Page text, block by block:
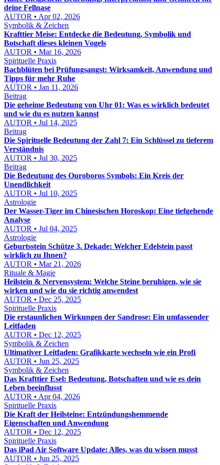
deine Fellnase
AUTOR • Apr 02, 2026
Symbolik & Zeichen
Krafttier Meise: Entdecke die Bedeutung, Symbolik und
Botschaft dieses kleinen Vogels
AUTOR • Mar 16, 2026
Spirituelle Praxis
Bachblüten bei Prüfungsangst: Wirksamkeit, Anwendung und
Tipps für mehr Ruhe
AUTOR • Jan 11, 2026
Beitrag
Die geheime Bedeutung von Uhr 01: Was es wirklich bedeutet
und wie du es nutzen kannst
AUTOR • Jul 14, 2025
Beitrag
Die Spirituelle Bedeutung der Zahl 7: Ein Schlüssel zu tieferem
Verständnis
AUTOR • Jul 30, 2025
Beitrag
Die Bedeutung des Ouroboros Symbols: Ein Kreis der
Unendlichkeit
AUTOR • Jul 10, 2025
Astrologie
Der Wasser-Tiger im Chinesischen Horoskop: Eine tiefgehende
Analyse
AUTOR • Jul 04, 2025
Astrologie
Geburtsstein Schütze 3. Dekade: Welcher Edelstein passt
wirklich zu Ihnen?
AUTOR • Mar 21, 2026
Rituale & Magie
Heilstein & Nervensystem: Welche Steine beruhigen, wie sie
wirken und wie du sie richtig anwendest
AUTOR • Dec 25, 2025
Spirituelle Praxis
Die erstaunlichen Wirkungen der Sandrose: Ein umfassender
Leitfaden
AUTOR • Dec 12, 2025
Symbolik & Zeichen
Ultimativer Leitfaden: Grafikkarte wechseln wie ein Profi
AUTOR • Jun 25, 2025
Symbolik & Zeichen
Das Krafttier Esel: Bedeutung, Botschaften und wie es dein
Leben beeinflusst
AUTOR • Apr 04, 2026
Spirituelle Praxis
Die Kraft der Heilsteine: Entzündungshemmende
Eigenschaften und Anwendung
AUTOR • Dec 12, 2025
Spirituelle Praxis
Das iPad Air Software Update: Alles, was du wissen musst
AUTOR • Jun 25, 2025